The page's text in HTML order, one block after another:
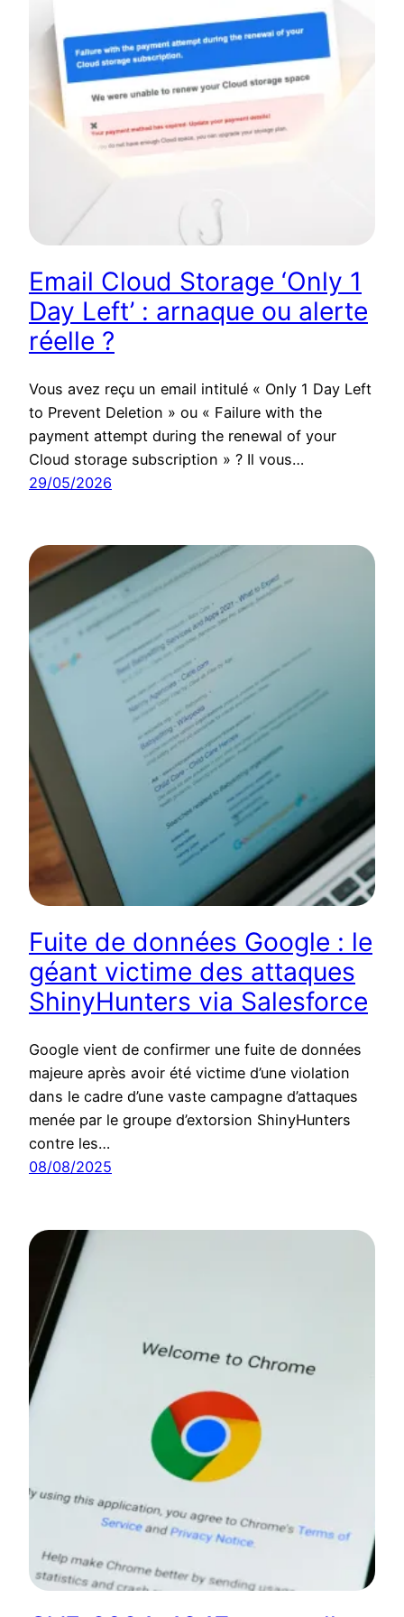
Email Cloud Storage ‘Only 1
Day Left’ : arnaque ou alerte
réelle ?
Vous avez reçu un email intitulé « Only 1 Day Left
to Prevent Deletion » ou « Failure with the
payment attempt during the renewal of your
Cloud storage subscription » ? Il vous…
29/05/2026
Fuite de données Google : le
géant victime des attaques
ShinyHunters via Salesforce
Google vient de confirmer une fuite de données
majeure après avoir été victime d’une violation
dans le cadre d’une vaste campagne d’attaques
menée par le groupe d’extorsion ShinyHunters
contre les…
08/08/2025